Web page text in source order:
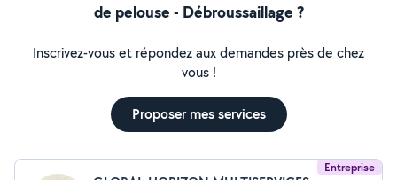
de pelouse - Débroussaillage ?
Inscrivez-vous et répondez aux demandes près de chez
vous !
Proposer mes services
Entreprise